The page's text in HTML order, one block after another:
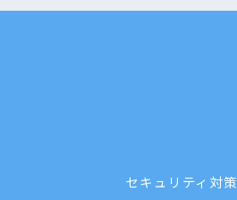
セキュリティ対策